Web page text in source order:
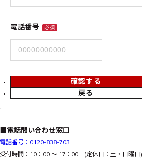
電話番号 必須
戻る
確認する
■電話問い合わせ窓口
電話番号：0120-838-703
受付時間：10：00 ～ 17：00 (定休日：土・日曜日)